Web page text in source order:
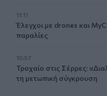
11:11
Έλεγχοι με drones και
παραλίες
10:57
Τροχαίο στις Σέρρες:
τη μετωπική σύγκρουση